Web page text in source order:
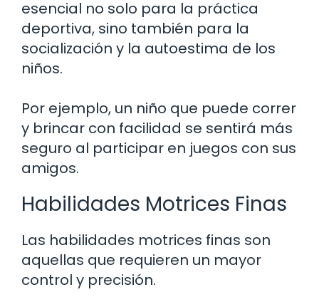
esencial no solo para la práctica
deportiva, sino también para la
socialización y la autoestima de los
niños.
Por ejemplo, un niño que puede correr
y brincar con facilidad se sentirá más
seguro al participar en juegos con sus
amigos.
Habilidades Motrices Finas
Las habilidades motrices finas son
aquellas que requieren un mayor
control y precisión.